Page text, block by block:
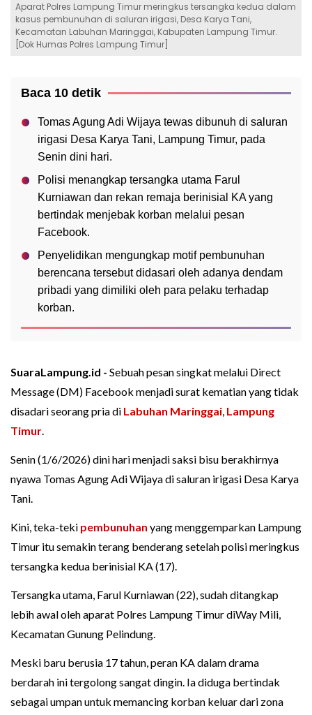
Aparat Polres Lampung Timur meringkus tersangka kedua dalam
kasus pembunuhan di saluran irigasi, Desa Karya Tani,
Kecamatan Labuhan Maringgai, Kabupaten Lampung Timur.
[Dok Humas Polres Lampung Timur]
Baca 10 detik
Tomas Agung Adi Wijaya tewas dibunuh di saluran
irigasi Desa Karya Tani, Lampung Timur, pada
Senin dini hari.
Polisi menangkap tersangka utama Farul
Kurniawan dan rekan remaja berinisial KA yang
bertindak menjebak korban melalui pesan
Facebook.
Penyelidikan mengungkap motif pembunuhan
berencana tersebut didasari oleh adanya dendam
pribadi yang dimiliki oleh para pelaku terhadap
korban.
SuaraLampung.id - Sebuah pesan singkat melalui Direct
Message (DM) Facebook menjadi surat kematian yang tidak
disadari seorang pria di Labuhan Maringgai, Lampung
Timur.
Senin (1/6/2026) dini hari menjadi saksi bisu berakhirnya
nyawa Tomas Agung Adi Wijaya di saluran irigasi Desa Karya
Tani.
Kini, teka-teki pembunuhan yang menggemparkan Lampung
Timur itu semakin terang benderang setelah polisi meringkus
tersangka kedua berinisial KA (17).
Tersangka utama, Farul Kurniawan (22), sudah ditangkap
lebih awal oleh aparat Polres Lampung Timur diWay Mili,
Kecamatan Gunung Pelindung.
Meski baru berusia 17 tahun, peran KA dalam drama
berdarah ini tergolong sangat dingin. Ia diduga bertindak
sebagai umpan untuk memancing korban keluar dari zona